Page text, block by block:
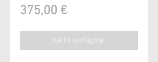
375,00 €Preis
Nicht verfügbar